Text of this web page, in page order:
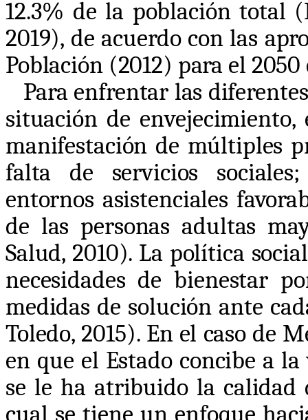
12.3% de la población total
2019), de acuerdo con las
Población (2012) para el
Para enfrentar las
situación de
manifestación de múltiples
falta de servicios
entornos asistenciales
de las personas adultas
Salud, 2010). La política
necesidades de bienestar
medidas de solución ante
Toledo, 2015). En el caso de
en que el Estado concibe a
se le ha atribuido la calidad
cual se tiene un enfoque